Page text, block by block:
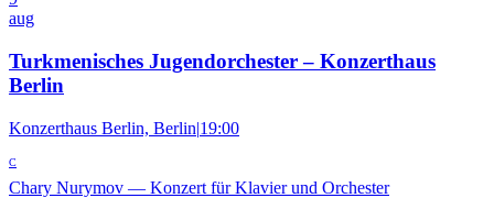
aug
Turkmenisches Jugendorchester – Konzerthaus
Berlin
Konzerthaus Berlin, Berlin|19:00
C
Chary Nurymov — Konzert für Klavier und Orchester